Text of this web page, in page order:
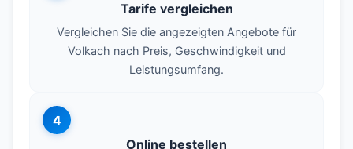
Tarife vergleichen
Vergleichen Sie die angezeigten Angebote für
Volkach nach Preis, Geschwindigkeit und
Leistungsumfang.
4
Online bestellen